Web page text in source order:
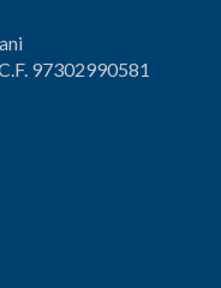
97302990581